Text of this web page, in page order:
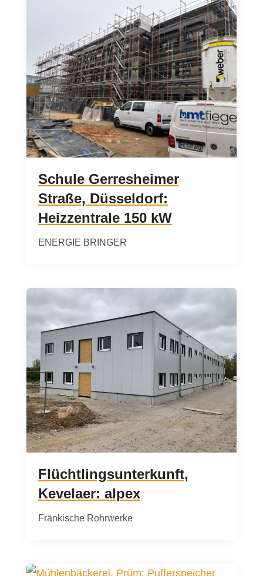
Schule Gerresheimer
Straße, Düsseldorf:
Heizzentrale 150 kW
ENERGIE BRINGER
Flüchtlingsunterkunft,
Kevelaer: alpex
Fränkische Rohrwerke